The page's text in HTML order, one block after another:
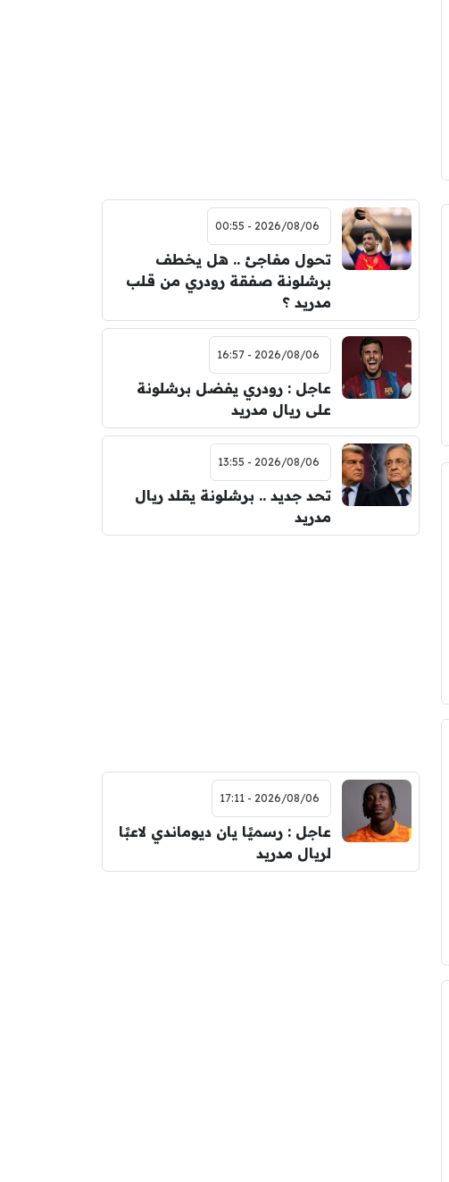
2026/08/06 - 00:55
تحول مفاجئ .. هل يخطف
برشلونة صفقة رودري من قلب
مدريد ؟
2026/08/06 - 16:57
عاجل : رودري يفضل برشلونة
على ريال مدريد
2026/08/06 - 13:55
تحد جديد .. برشلونة يقلد ريال
مدريد
2026/08/06 - 17:11
عاجل : رسميًا يان ديوماندي لاعبًا
لريال مدريد